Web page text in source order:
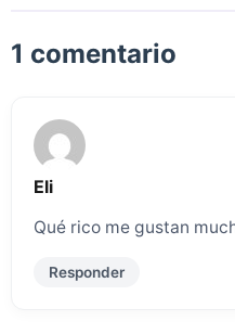
1 comentario
Eli
Qué rico me gustan
Responder